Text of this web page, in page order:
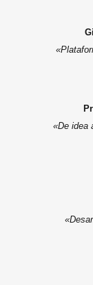
«De idea